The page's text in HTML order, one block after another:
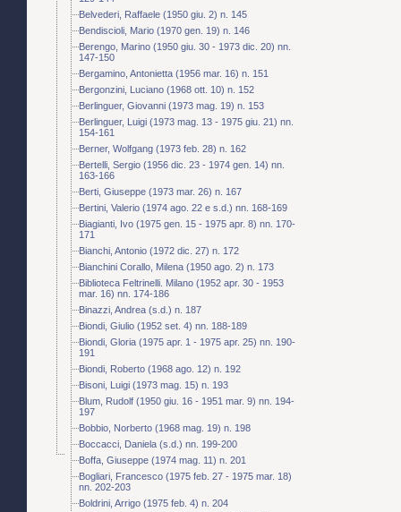
Belvederi, Raffaele (1950 giu. 2) n. 145
Bendiscioli, Mario (1970 gen. 19) n. 146
Berengo, Marino (1950 giu. 30 - 1973 dic. 20) nn.
147-150
Bergamino, Antonietta (1956 mar. 16) n. 151
Bergonzini, Luciano (1968 ott. 10) n. 152
Berlinguer, Giovanni (1973 mag. 19) n. 153
Berlinguer, Luigi (1973 mag. 13 - 1975 giu. 21) nn.
154-161
Berner, Wolfgang (1973 feb. 28) n. 162
Bertelli, Sergio (1956 dic. 23 - 1974 gen. 14) nn.
163-166
Berti, Giuseppe (1973 mar. 26) n. 167
Bertini, Valerio (1974 ago. 22 e s.d.) nn. 168-169
Biagianti, Ivo (1975 gen. 15 - 1975 apr. 8) nn. 170-
171
Bianchi, Antonio (1972 dic. 27) n. 172
Bianchini Corallo, Milena (1950 ago. 2) n. 173
Biblioteca Feltrinelli. Milano (1952 apr. 30 - 1953
mar. 16) nn. 174-186
Binazzi, Andrea (s.d.) n. 187
Biondi, Giulio (1952 set. 4) nn. 188-189
Biondi, Gloria (1975 apr. 1 - 1975 apr. 25) nn. 190-
191
Biondi, Roberto (1968 ago. 12) n. 192
Bisoni, Luigi (1973 mag. 15) n. 193
Blum, Rudolf (1950 giu. 16 - 1951 mar. 9) nn. 194-
197
Bobbio, Norberto (1968 mag. 19) n. 198
Boccacci, Daniela (s.d.) nn. 199-200
Boffa, Giuseppe (1974 mag. 11) n. 201
Bogliari, Francesco (1975 feb. 27 - 1975 mar. 18)
nn. 202-203
Boldrini, Arrigo (1975 feb. 4) n. 204